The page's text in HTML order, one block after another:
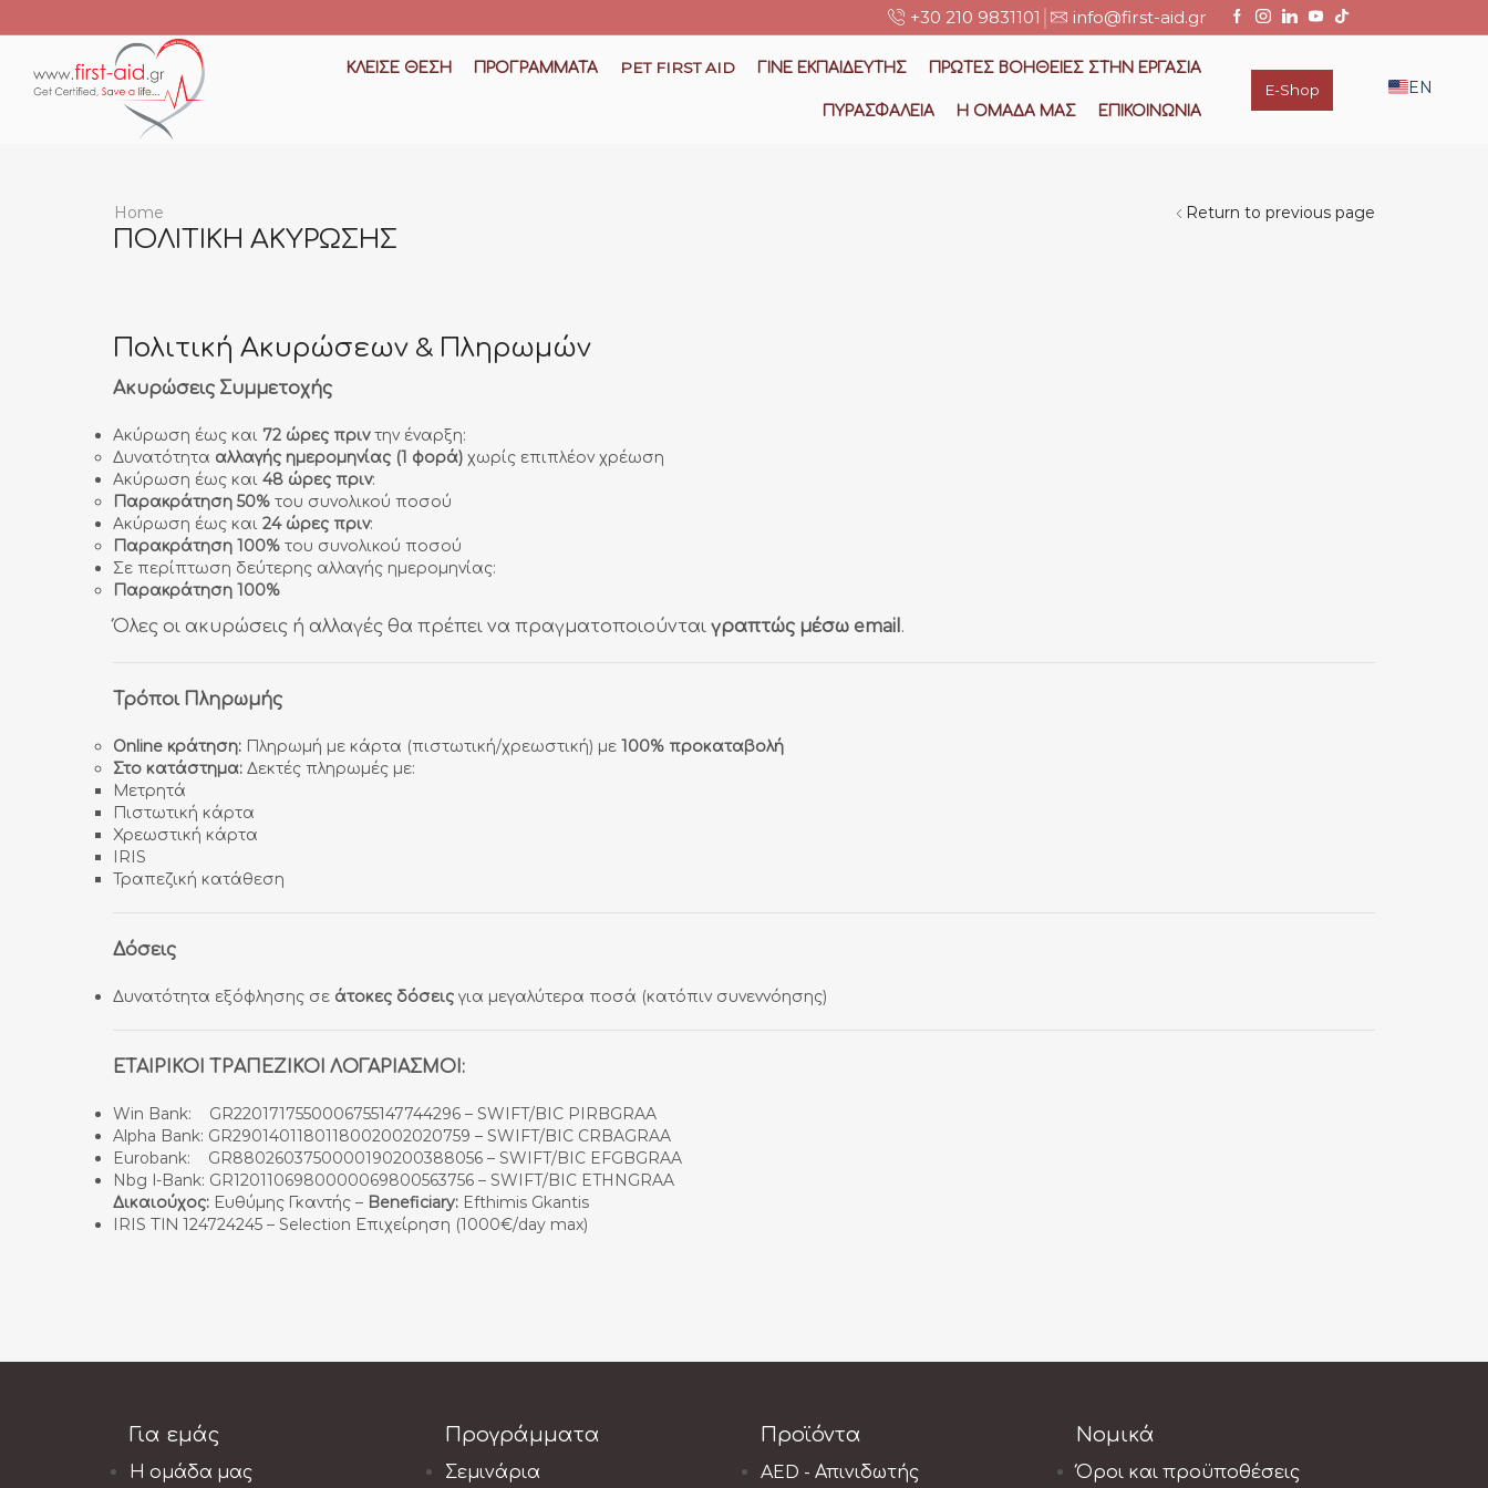
+30 210 9831101 info@first-aid.gr
ΚΛΕΊΣΕ ΘΈΣΗ ΠΡΟΓΡΆΜΜΑΤΑ PET FIRST AID ΓΙΝΕ ΕΚΠΑΙΔΕΥΤΗΣ ΠΡΩΤΕΣ ΒΟΗΘΕΙΕΣ ΣΤΗΝ ΕΡΓΑΣΙΑ
ΠΥΡΑΣΦΆΛΕΙΑ Η ΟΜΆΔΑ ΜΑΣ ΕΠΙΚΟΙΝΩΝΊΑ
E-Shop EN
Return to previous page
Home
ΠΟΛΙΤΙΚΉ ΑΚΎΡΩΣΗΣ
Πολιτική Ακυρώσεων & Πληρωμών
Ακυρώσεις Συμμετοχής
Ακύρωση έως και 72 ώρες πριντην έναρξη:
Δυνατότητα αλλαγής ημερομηνίας (1 φορά) χωρίς επιπλέον χρέωση
Ακύρωση έως και 48 ώρες πριν:
Παρακράτηση 50% του συνολικού ποσού
Ακύρωση έως και 24 ώρες πριν:
Παρακράτηση 100% του συνολικού ποσού
Σε περίπτωση δεύτερης αλλαγής ημερομηνίας:
Παρακράτηση 100%
Όλες οι ακυρώσεις ή αλλαγές θα πρέπει να πραγματοποιούνται γραπτώς μέσω email .
Τρόποι Πληρωμής
Online κράτηση: Πληρωμή με κάρτα (πιστωτική/χρεωστική) με 100% προκαταβολή
Στο κατάστημα: Δεκτές πληρωμές με:
Μετρητά
Πιστωτική κάρτα
Χρεωστική κάρτα
IRIS
Τραπεζική κατάθεση
Δόσεις
Δυνατότητα εξόφλησης σε άτοκες δόσεις για μεγαλύτερα ποσά (κατόπιν συνεννόησης)
ΕΤΑΙΡΙΚΟΙ ΤΡΑΠΕΖΙΚΟΙ ΛΟΓΑΡΙΑΣΜΟΙ:
Win Bank: GR2201717550006755147744296 – SWIFT/BIC PIRBGRAA
Alpha Bank: GR2901401180118002002020759 – SWIFT/BIC CRBAGRAA
Eurobank: GR8802603750000190200388056 – SWIFT/BIC EFGBGRAA
Nbg Ι-Bank: GR1201106980000069800563756 – SWIFT/BIC ETHNGRAA
Δικαιούχος: Ευθύμης Γκαντής – Beneficiary: Efthimis Gkantis
IRIS ΤΙΝ 124724245 – Selection Επιχείρηση (1000€/day max)
Για εμάς
Η ομάδα μας
Προγράμματα
Σεμινάρια
Προϊόντα
AED - Απινιδωτής
Νομικά
Όροι και προϋποθέσεις